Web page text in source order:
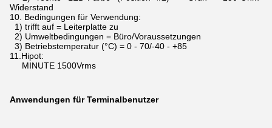
Widerstand
10. Bedingungen für Verwendung:
1) trifft auf = Leiterplatte zu
2) Umweltbedingungen = Büro/Voraussetzungen
3) Betriebstemperatur (°C) = 0 - 70/-40 - +85
11.Hipot:
MINUTE 1500Vrms
Anwendungen für Terminalbenutzer